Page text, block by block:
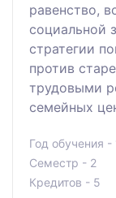
равенство,
социальной
стратегии
против
трудовыми
семейных
Год обучения -
Семестр - 2
Кредитов - 5